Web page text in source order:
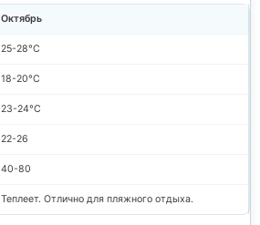
Октябрь
25-28°C
18-20°C
23-24°C
22-26
40-80
Теплеет. Отлично для пляжного отдыха.